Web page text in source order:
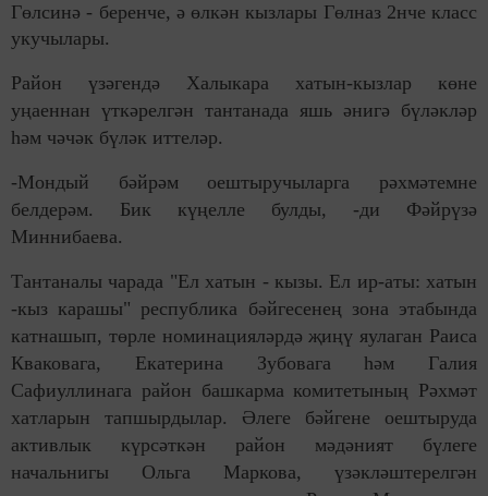
Гөлсинә - беренче, ә өлкән кызлары Гөлназ 2нче класс
укучылары.
Район үзәгендә Халыкара хатын-кызлар көне
уңаеннан үткәрелгән тантанада яшь әнигә бүләкләр
һәм чәчәк бүләк иттеләр.
-Мондый бәйрәм оештыручыларга рәхмәтемне
белдерәм. Бик күңелле булды, -ди Фәйрүзә
Миннибаева.
Тантаналы чарада "Ел хатын - кызы. Ел ир-аты: хатын
-кыз карашы" республика бәйгесенең зона этабында
катнашып, төрле номинацияләрдә җиңү яулаган Раиса
Кваковага, Екатерина Зубовага һәм Галия
Сафиуллинага район башкарма комитетының Рәхмәт
хатларын тапшырдылар. Әлеге бәйгене оештыруда
активлык күрсәткән район мәдәният бүлеге
начальнигы Ольга Маркова, үзәкләштерелгән